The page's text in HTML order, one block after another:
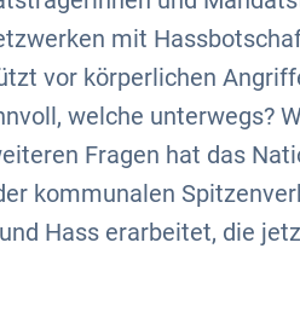
mit
vor körperlichen
welche unterwegs?
Fragen hat das
kommunalen
Hass erarbeitet, die